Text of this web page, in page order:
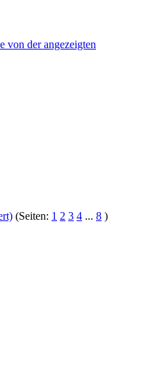
von der angezeigten
(Seiten: 1 2 3 4 ... 8 )